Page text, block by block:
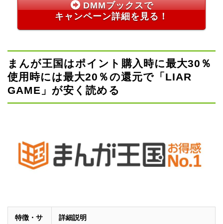
DMMブックスで
キャンペーン詳細を見る！
まんが王国はポイント購入時に最大30％
使用時には最大20％の還元で「LIAR
GAME」が安く読める
特徴・サ
詳細説明